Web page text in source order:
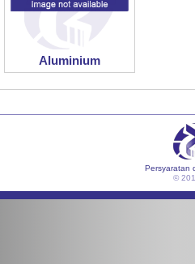
Aluminium
Persyaratan
©